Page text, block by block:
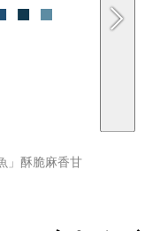
」酥脆麻香甘